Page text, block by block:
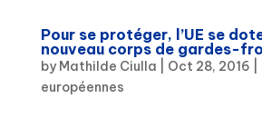
Pour se protéger, l’UE se
nouveau corps de gardes-
by Mathilde Ciulla Oct 28, 2016
européennes